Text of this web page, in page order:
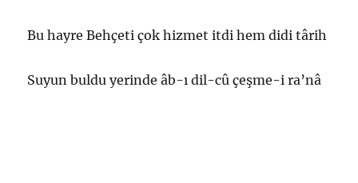
Bu hayre Behçeti çok hizmet itdi hem didi târih
Suyun buldu yerinde âb-ı dil-cû çeşme-i ra’nâ